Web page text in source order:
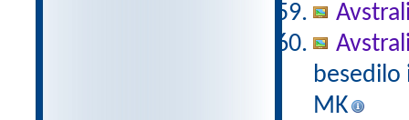
besedilo
MK